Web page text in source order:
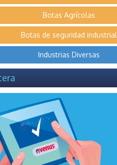
Botas Agrícolas
Botas de seguridad industrial
Industrias Diversas